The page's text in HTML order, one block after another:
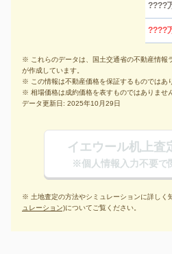
????
????
※ これらのデータは、国土交通省の不動産情報
が作成しています。
※ この情報は不動産価格を保証するものではあ
※ 相場価格は成約価格を表すものではありませ
データ更新日: 2025年10月29日
イエウール机上査
※個人情報入力不要で
※ 土地査定の方法やシミュレーションに詳しく
ュレーション)についてご覧ください。